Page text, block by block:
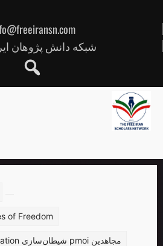
شبکه دانش پژوهان
of Freedom
Iran MEK demonization شیطان‌سازی pmoi مجاهدین